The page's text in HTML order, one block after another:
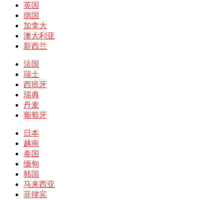
英国
德国
加拿大
澳大利亚
新西兰
法国
瑞士
西班牙
瑞典
丹麦
葡萄牙
日本
越南
泰国
缅甸
韩国
马来西亚
菲律宾